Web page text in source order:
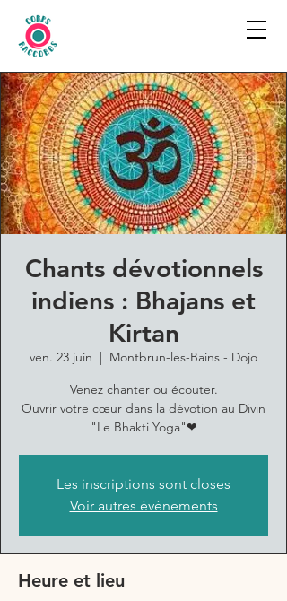
Chants dévotionnels
indiens : Bhajans et
Kirtan
ven. 23 juin
  |
Montbrun-les-Bains - Dojo
Venez chanter ou écouter.
Ouvrir votre cœur dans la dévotion au Divin
"Le Bhakti Yoga"❤
Les inscriptions sont closes
Voir autres événements
Heure et lieu